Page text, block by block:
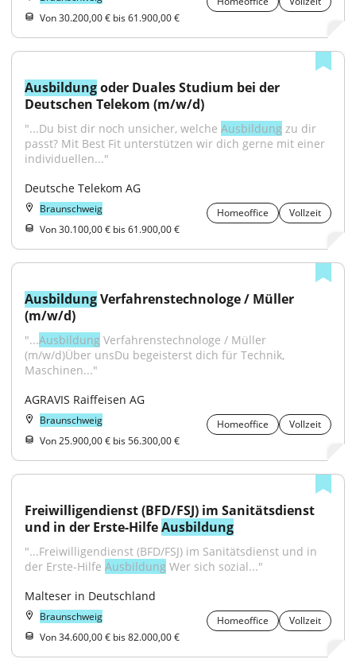
Von 30.200,00 € bis 61.900,00 €
Ausbildung oder Duales Studium bei der
Deutschen Telekom (m/w/d)
"...Du bist dir noch unsicher, welche Ausbildung zu dir
passt? Mit Best Fit unterstützen wir dich gerne mit einer
individuellen..."
Deutsche Telekom AG
Braunschweig Homeoffice
Vollzeit
Von 30.100,00 € bis 61.900,00 €
Ausbildung Verfahrenstechnologe / Müller
(m/w/d)
"...Ausbildung Verfahrenstechnologe / Müller
(m/w/d)Über unsDu begeisterst dich für Technik,
Maschinen..."
AGRAVIS Raiffeisen AG
Braunschweig Homeoffice
Vollzeit
Von 25.900,00 € bis 56.300,00 €
Freiwilligendienst (BFD/FSJ) im Sanitätsdienst
und in der Erste-Hilfe Ausbildung
"...Freiwilligendienst (BFD/FSJ) im Sanitätsdienst und in
der Erste-Hilfe Ausbildung Wer sich sozial..."
Malteser in Deutschland
Braunschweig Homeoffice
Vollzeit
Von 34.600,00 € bis 82.000,00 €